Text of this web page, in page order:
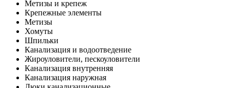
Метизы и крепеж
Крепежные элементы
Метизы
Хомуты
Шпильки
Канализация и водоотведение
Жироуловители, пескоуловители
Канализация внутренняя
Канализация наружная